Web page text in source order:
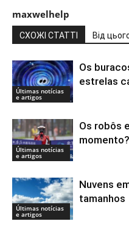
maxwelhelp
СХОЖІ СТАТТІ Від
Últimas notícias
e artigos
Os
estrelas
Últimas notícias
e artigos
Os robôs
momento?
Últimas notícias
e artigos
Nuvens
tamanhos